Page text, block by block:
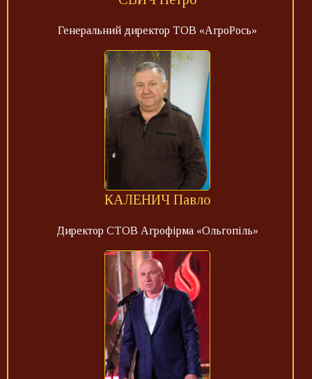
Генеральний директор ТОВ «АгроРось»
КАЛЕНИЧ Павло
Директор СТОВ Агрофірма «Ольгопіль»